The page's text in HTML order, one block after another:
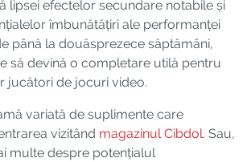
lipsei efectelor secundare notabile și
îmbunătățiri ale performanței
până la douăsprezece săptămâni,
să devină o completare utilă pentru
jucători de jocuri video.
variată de suplimente care
vizitând magazinul Cibdol. Sau,
multe despre potențialul